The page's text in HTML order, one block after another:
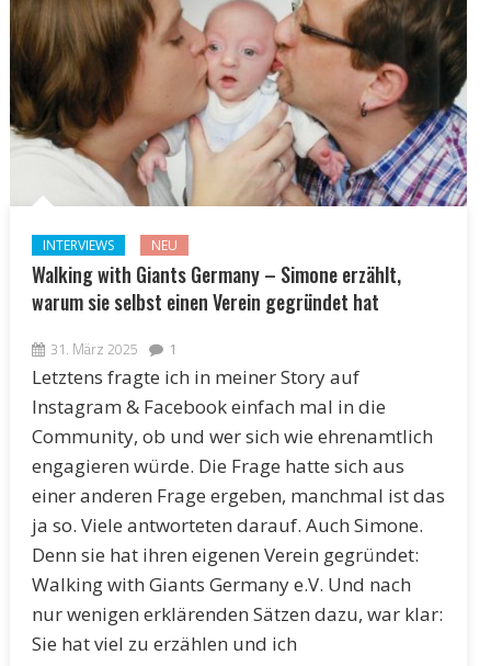
INTERVIEWS NEU
Walking with Giants Germany – Simone erzählt,
warum sie selbst einen Verein gegründet hat
31. März 2025 1
Letztens fragte ich in meiner Story auf
Instagram & Facebook einfach mal in die
Community, ob und wer sich wie ehrenamtlich
engagieren würde. Die Frage hatte sich aus
einer anderen Frage ergeben, manchmal ist das
ja so. Viele antworteten darauf. Auch Simone.
Denn sie hat ihren eigenen Verein gegründet:
Walking with Giants Germany e.V. Und nach
nur wenigen erklärenden Sätzen dazu, war klar:
Sie hat viel zu erzählen und ich